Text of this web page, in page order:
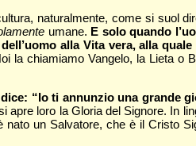
naturalmente, come si suol
umane. E solo quando
alla Vita vera, alla quale
la chiamiamo Vangelo, la Lieta o
“Io ti annunzio una grande
apre loro la Gloria del Signore. In
un Salvatore, che è il Cristo